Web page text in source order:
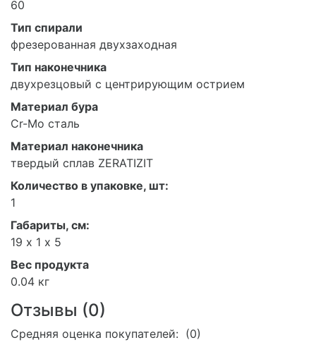
60
Тип спирали
фрезерованная двухзаходная
Тип наконечника
двухрезцовый с центрирующим острием
Материал бура
Cr-Mo сталь
Материал наконечника
твердый сплав ZERATIZIT
Количество в упаковке, шт:
1
Габариты, см:
19 х 1 х 5
Вес продукта
0.04 кг
Отзывы (0)
Средняя оценка покупателей: (0)